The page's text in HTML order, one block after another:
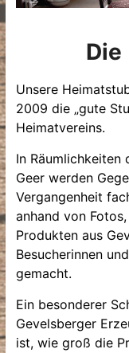
Die
Unsere
2009 die „gute
Heimatvereins.
In Räumlichkeiten
Geer werden
Vergangenheit
anhand von
Produkten aus
Besucherinnen
gemacht.
Ein besonderer
Gevelsberger
ist, wie groß die